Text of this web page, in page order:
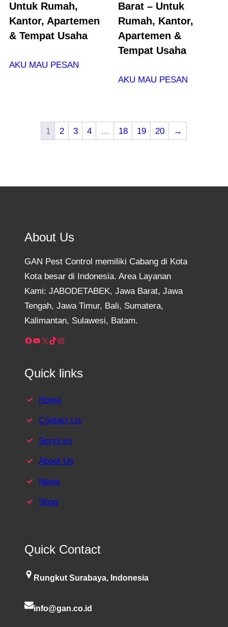
Untuk Rumah,
Kantor, Apartemen
& Tempat Usaha
AKU MAU PESAN
Barat – Untuk
Rumah, Kantor,
Apartemen &
Tempat Usaha
AKU MAU PESAN
1 2 3 4 … 18 19 20 →
About Us
GAN Pest Control memiliki Cabang di Kota
Kota besar di Indonesia. Area Layanan
Kami: JABODETABEK, Jawa Barat, Jawa
Tengah, Jawa Timur, Bali, Sumatera,
Kalimantan, Sulawesi, Batam.
Facebook YouTube X TikTok Instagram
Quick links
Home
Contact Us
Services
About Us
News
Shop
Quick Contact
Rungkut Surabaya, Indonesia
info@gan.co.id